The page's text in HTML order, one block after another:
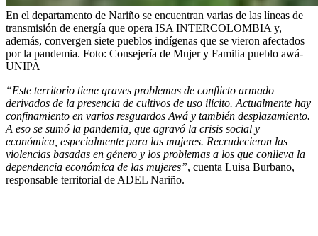
En el departamento de Nariño se encuentran varias de las líneas de
transmisión de energía que opera ISA INTERCOLOMBIA y,
además, convergen siete pueblos indígenas que se vieron afectados
por la pandemia. Foto: Consejería de Mujer y Familia pueblo awá-
UNIPA
“Este territorio tiene graves problemas de conflicto armado
derivados de la presencia de cultivos de uso ilícito. Actualmente hay
confinamiento en varios resguardos Awá y también desplazamiento.
A eso se sumó la pandemia, que agravó la crisis social y
económica, especialmente para las mujeres. Recrudecieron las
violencias basadas en género y los problemas a los que conlleva la
dependencia económica de las mujeres”, cuenta Luisa Burbano,
responsable territorial de ADEL Nariño.